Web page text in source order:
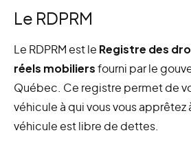
Le RDPRM
Le RDPRM est le Registre des
réels mobiliersfourni par le
Québec. Ce registre permet de
véhicule à qui vous vous apprêtez
véhicule est libre de dettes.